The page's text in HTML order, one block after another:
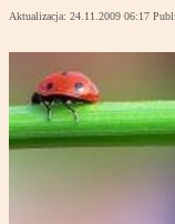
Aktualizacja: 24.11.2009 06:17